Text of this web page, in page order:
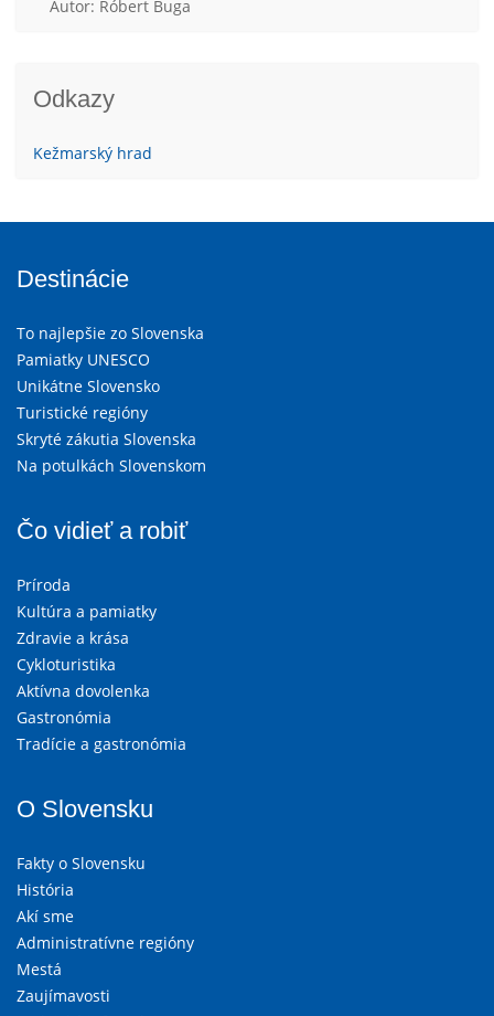
Autor: Róbert Buga
Odkazy
Kežmarský hrad
Destinácie
To najlepšie zo Slovenska
Pamiatky UNESCO
Unikátne Slovensko
Turistické regióny
Skryté zákutia Slovenska
Na potulkách Slovenskom
Čo vidieť a robiť
Príroda
Kultúra a pamiatky
Zdravie a krása
Cykloturistika
Aktívna dovolenka
Gastronómia
Tradície a gastronómia
O Slovensku
Fakty o Slovensku
História
Akí sme
Administratívne regióny
Mestá
Zaujímavosti